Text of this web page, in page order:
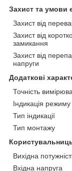
Захист та умови
Захист від
Захист від
замикання
Захист від
напруги
Додаткові
Точність
Індикація
Тип індикації
Тип монтажу
Вихідна
Вхідна напруга